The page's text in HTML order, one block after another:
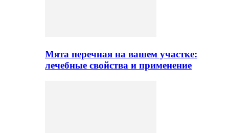
Мята перечная на вашем участке:
лечебные свойства и применение